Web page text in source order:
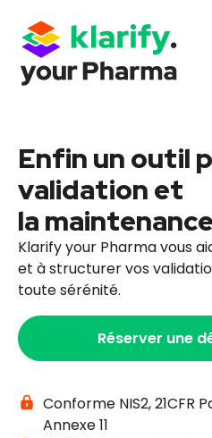
Enfin un outil
validation et
la
Klarify your Pharma vous
et à structurer vos
toute sérénité.
Réserver une
Conforme NIS2, 21CFR
Annexe 11